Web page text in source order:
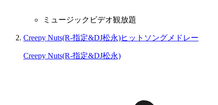
ミュージックビデオ観放題
Creepy Nuts(R-指定&DJ松永)ヒットソングメドレー
Creepy Nuts(R-指定&DJ松永)